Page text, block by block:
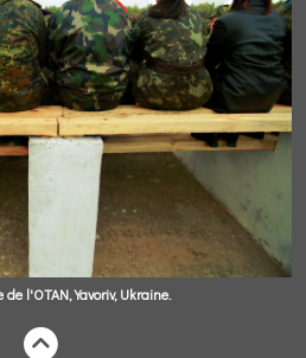
l'OTAN, Yavoriv, Ukraine.